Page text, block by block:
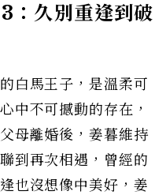
：久別重逢到破
白馬王子，是溫柔可
中不可撼動的存在，
母離婚後，姜暮維持
到再次相遇，曾經的
也沒想像中美好，姜